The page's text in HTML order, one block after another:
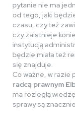
pytanie nie ma
od tego, jaki
czasu, czy też
czy zaistnieje
instytucją
będzie miała też
się znajduje.
Co ważne, w razie
radcą prawnym
ma rozległą
sprawy są